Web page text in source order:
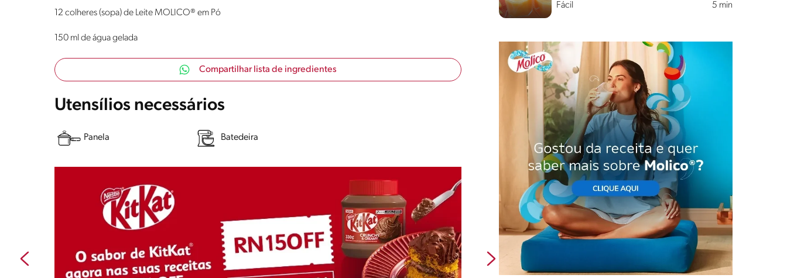
12 colheres (sopa) de Leite MOLICO® em Pó
150 ml de água gelada
Compartilhar lista de ingredientes
Utensílios necessários
Panela Batedeira
Fácil 5 min